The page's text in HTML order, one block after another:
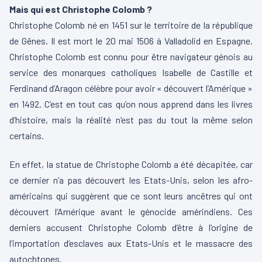
Mais qui est Christophe Colomb ?
Christophe Colomb né en 1451 sur le territoire de la république
de Gênes. Il est mort le 20 mai 1506 à Valladolid en Espagne.
Christophe Colomb est connu pour être navigateur génois au
service des monarques catholiques Isabelle de Castille et
Ferdinand d’Aragon célèbre pour avoir « découvert l’Amérique »
en 1492. C’est en tout cas qu’on nous apprend dans les livres
d’histoire, mais la réalité n’est pas du tout la même selon
certains.
En effet, la statue de Christophe Colomb a été décapitée, car
ce dernier n’a pas découvert les Etats-Unis, selon les afro-
américains qui suggèrent que ce sont leurs ancêtres qui ont
découvert l’Amérique avant le génocide amérindiens. Ces
derniers accusent Christophe Colomb d’être à l’origine de
l’importation d’esclaves aux Etats-Unis et le massacre des
autochtones.